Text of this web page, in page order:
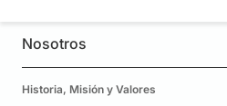
Nosotros
Historia, Misión y Valores